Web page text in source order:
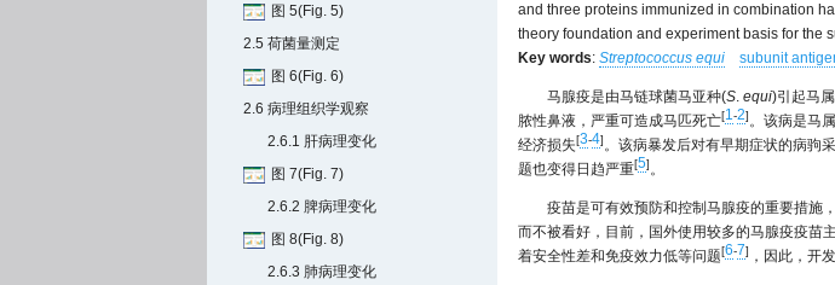
图 5(Fig. 5)
2.5 荷菌量测定
图 6(Fig. 6)
2.6 病理组织学观察
2.6.1 肝病理变化
图 7(Fig. 7)
2.6.2 脾病理变化
图 8(Fig. 8)
2.6.3 肺病理变化
and three proteins immunized in combination
theory foundation and experiment basis for the
Key words: Streptococcus equi subunit
马腺疫是由马链球菌马亚种(S. equi)引起马
脓性鼻液，严重可造成马匹死亡[1-2]。该病是马
经济损失[3-4]。该病暴发后对有早期症状的病驹
题也变得日趋严重[5]。
疫苗是可有效预防和控制马腺疫的重要措施
而不被看好，目前，国外使用较多的马腺疫疫苗
着安全性差和免疫效力低等问题[6-7] ，因此，开